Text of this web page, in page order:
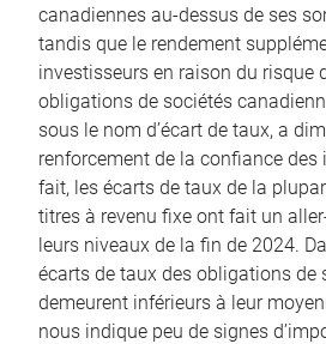
canadiennes au-dessus de ses
tandis que le rendement
investisseurs en raison du risque
obligations de sociétés
sous le nom d’écart de taux, a
renforcement de la confiance des
fait, les écarts de taux de la
titres à revenu fixe ont fait un
leurs niveaux de la fin de 2024.
écarts de taux des obligations de
demeurent inférieurs à leur
nous indique peu de signes